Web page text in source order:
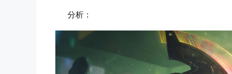
分析 ：